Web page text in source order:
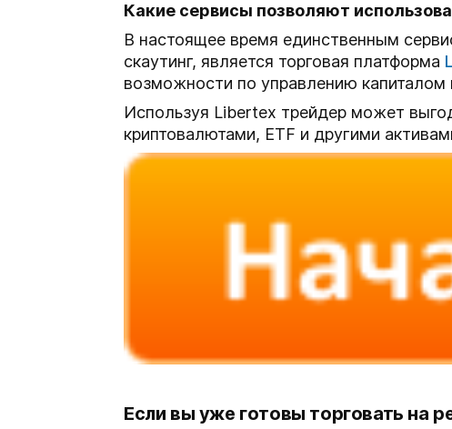
Какие сервисы позволяют
В настоящее время единственным
скаутинг, является торговая платформа
возможности по управлению капиталом
Используя Libertex трейдер может
криптовалютами, ETF и другими
Если вы уже готовы торговать на